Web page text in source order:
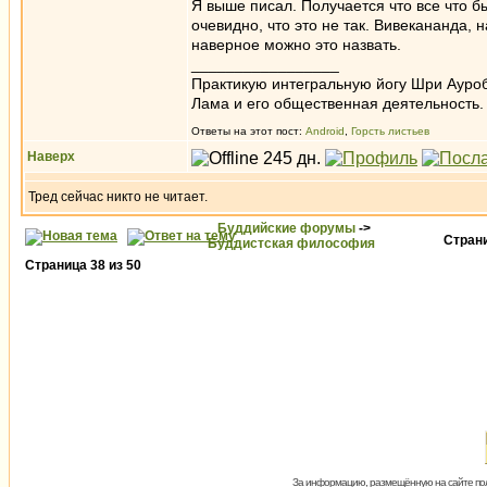
Я выше писал. Получается что все что
очевидно, что это не так.
наверное можно это назвать.
Практикую интегральную йогу Шри
Лама и его общественная деятельность.
Ответы на этот пост: Android Горсть листьев
Наверх
Тред сейчас никто не читает.
Буддийские форумы ->
Буддистская философия
Страница 38 из 50
За информацию, размещённую на сайте